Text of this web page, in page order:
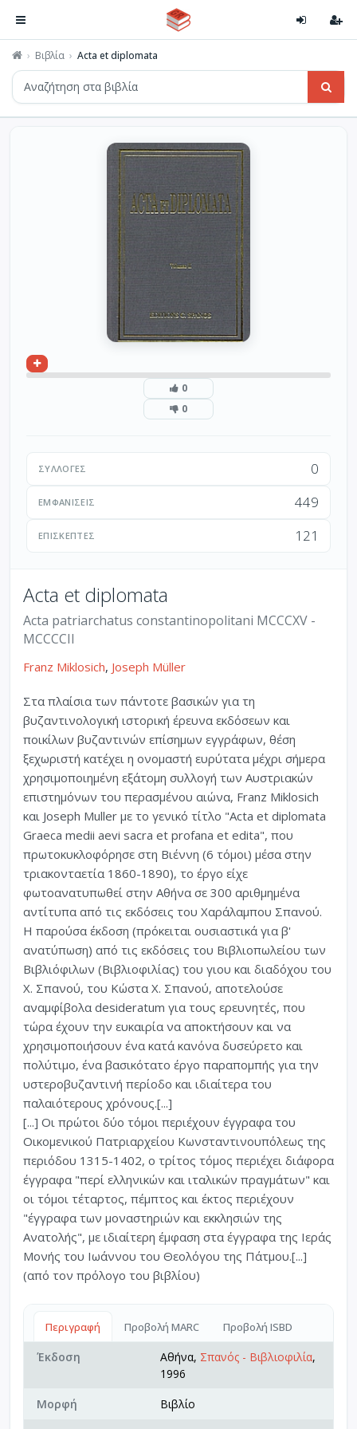
Βιβλία Acta et diplomata
0
0
ΣΥΛΛΟΓΈΣ 0
ΕΜΦΑΝΊΣΕΙΣ 449
ΕΠΙΣΚΈΠΤΕΣ 121
Acta et diplomata
Acta patriarchatus constantinopolitani MCCCXV -
MCCCCII
Franz Miklosich, Joseph Müller
Στα πλαίσια των πάντοτε βασικών για τη
βυζαντινολογική ιστορική έρευνα εκδόσεων και
ποικίλων βυζαντινών επίσημων εγγράφων, θέση
ξεχωριστή κατέχει η ονομαστή ευρύτατα μέχρι σήμερα
χρησιμοποιημένη εξάτομη συλλογή των Αυστριακών
επιστημόνων του περασμένου αιώνα, Franz Miklosich
και Joseph Muller με το γενικό τίτλο "Acta et diplomata
Graeca medii aevi sacra et profana et edita", που
πρωτοκυκλοφόρησε στη Βιέννη (6 τόμοι) μέσα στην
τριακονταετία 1860-1890), το έργο είχε
φωτοανατυπωθεί στην Αθήνα σε 300 αριθμημένα
αντίτυπα από τις εκδόσεις του Χαράλαμπου Σπανού.
Η παρούσα έκδοση (πρόκειται ουσιαστικά για β'
ανατύπωση) από τις εκδόσεις του Βιβλιοπωλείου των
Βιβλιόφιλων (Βιβλιοφιλίας) του γιου και διαδόχου του
Χ. Σπανού, του Κώστα Χ. Σπανού, αποτελούσε
αναμφίβολα desideratum για τους ερευνητές, που
τώρα έχουν την ευκαιρία να αποκτήσουν και να
χρησιμοποιήσουν ένα κατά κανόνα δυσεύρετο και
πολύτιμο, ένα βασικότατο έργο παραπομπής για την
υστεροβυζαντινή περίοδο και ιδιαίτερα του
παλαιότερους χρόνους.[...]
[...] Οι πρώτοι δύο τόμοι περιέχουν έγγραφα του
Οικομενικού Πατριαρχείου Κωνσταντινουπόλεως της
περιόδου 1315-1402, ο τρίτος τόμος περιέχει διάφορα
έγγραφα "περί ελληνικών και ιταλικών πραγμάτων" και
οι τόμοι τέταρτος, πέμπτος και έκτος περιέχουν
"έγγραφα των μοναστηριών και εκκλησιών της
Ανατολής", με ιδιαίτερη έμφαση στα έγγραφα της Ιεράς
Μονής του Ιωάννου του Θεολόγου της Πάτμου.[...]
(από τον πρόλογο του βιβλίου)
Περιγραφή Προβολή MARC Προβολή ISBD
Έκδοση Αθήνα, Σπανός - Βιβλιοφιλία,
1996
Μορφή
Βιβλίο